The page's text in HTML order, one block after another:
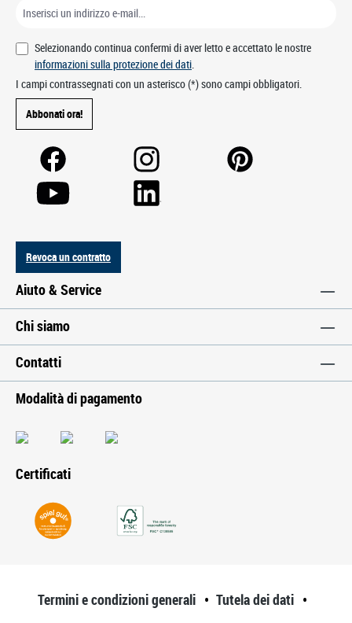
Selezionando continua confermi di aver letto e accettato le nostre
informazioni sulla protezione dei dati.
I campi contrassegnati con un asterisco (*) sono campi obbligatori.
Abbonati ora!
Revoca un contratto
Aiuto & Service
Chi siamo
Contatti
Modalità di pagamento
Certificati
Termini e condizioni generali
Tutela dei dati